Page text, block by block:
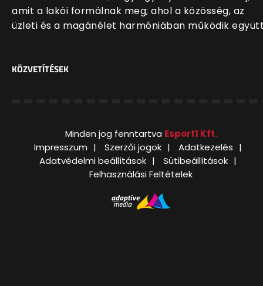
amit a lakói formálnak meg; ahol a közösség, az
üzleti és a magánélet harmóniában működik
KÖZVETÍTÉSEK
Minden jog fenntartva Esport1 Kft.
Impresszum
Szerzői jogok
Adatkezelés
Adatvédelmi beállítások
Sütibeállítások
Felhasználási Feltételek